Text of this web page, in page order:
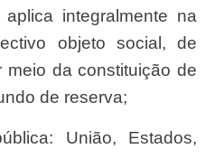
integralmente na
objeto social, de
meio da constituição de
de reserva;